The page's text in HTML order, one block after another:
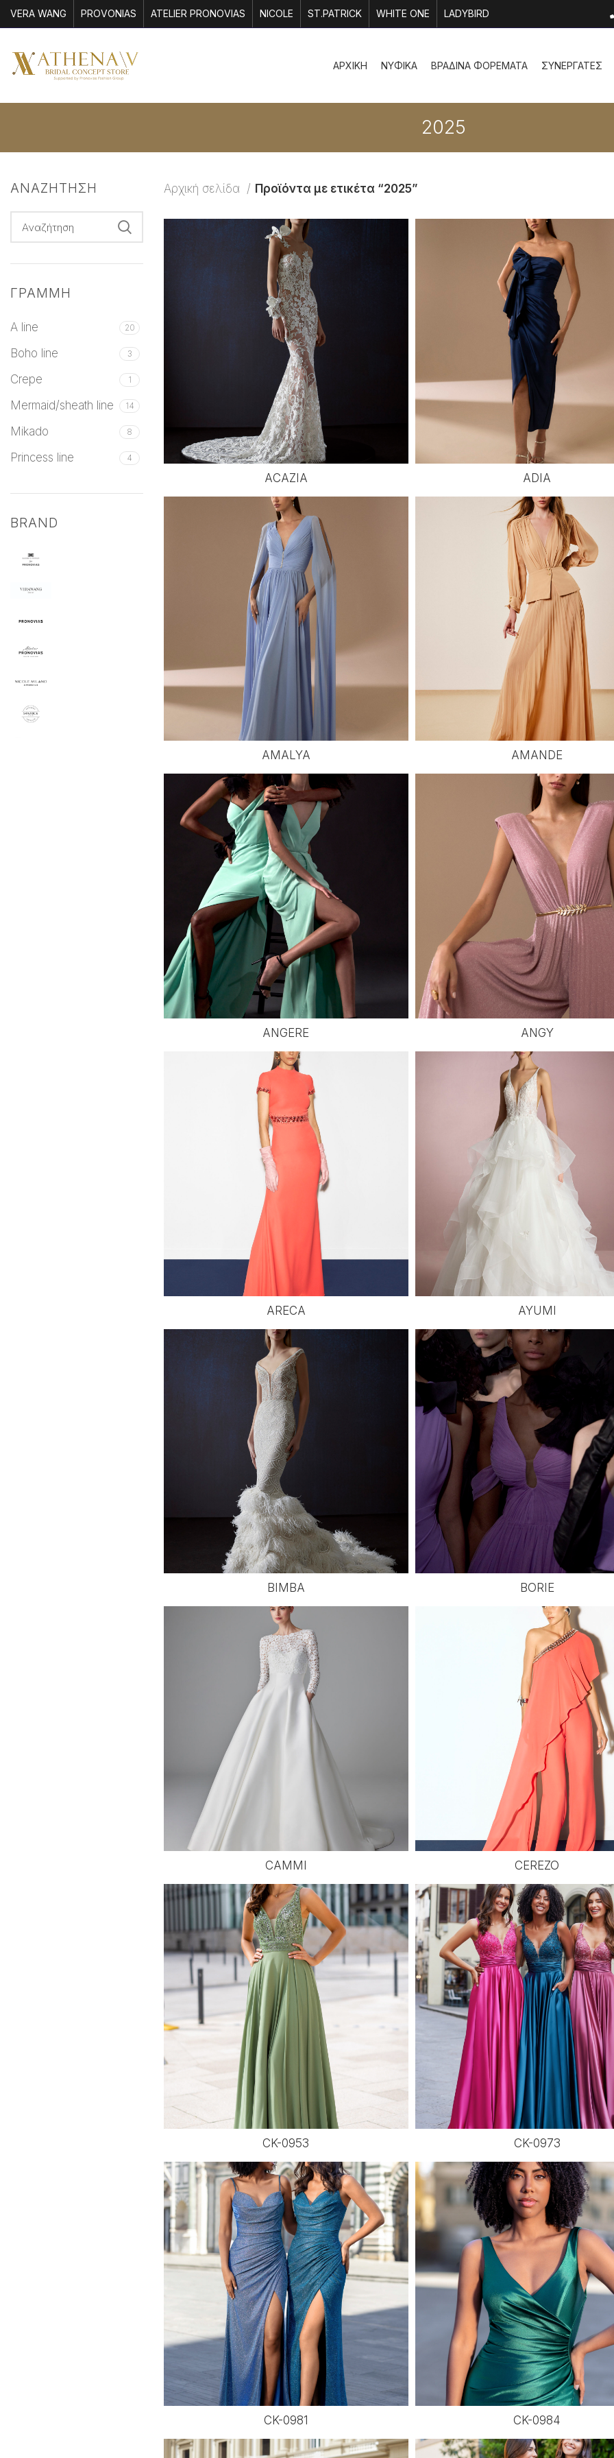
VERA WANG PROVONIAS ATELIER PRONOVIAS NICOLE ST.PATRICK WHITE ONE LADYBIRD
ΑΡΧΙΚΗ ΝΥΦΙΚΑ ΒΡΑΔΙΝΑ ΦΟΡΕΜΑΤΑ ΣΥΝΕΡΓΑΤΕΣ
2025
ΑΝΑΖΗΤΗΣΗ
ΓΡΑΜΜΗ
A line 20
Boho line 3
Crepe 1
Mermaid/sheath line 14
Mikado 8
Princess line 4
BRAND
Αρχική σελίδα Προϊόντα με ετικέτα “2025”
ACAZIA ADIA
AMALYA AMANDE
ANGERE ANGY
ARECA AYUMI
BIMBA BORIE
CAMMI CEREZO
CK-0953 CK-0973
CK-0981 CK-0984